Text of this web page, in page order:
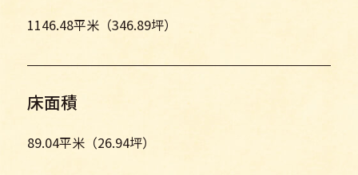
1146.48平米（346.89坪）
床面積
89.04平米（26.94坪）